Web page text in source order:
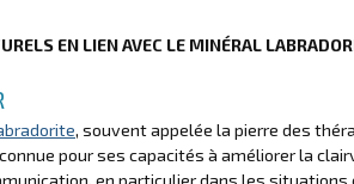
EN LIEN AVEC LE MINÉRAL
, souvent appelée la pierre des
pour ses capacités à améliorer la
en particulier dans les